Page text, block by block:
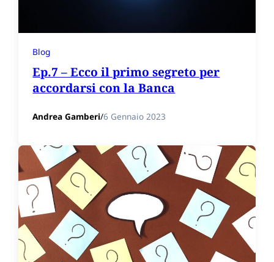
Blog
Ep.7 – Ecco il primo segreto per
accordarsi con la Banca
Andrea Gamberi/6 Gennaio 2023